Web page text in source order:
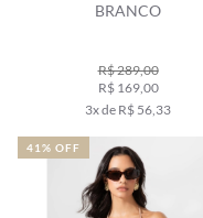
BRANCO
R$ 289,00
R$ 169,00
3x de R$ 56,33
41% OFF